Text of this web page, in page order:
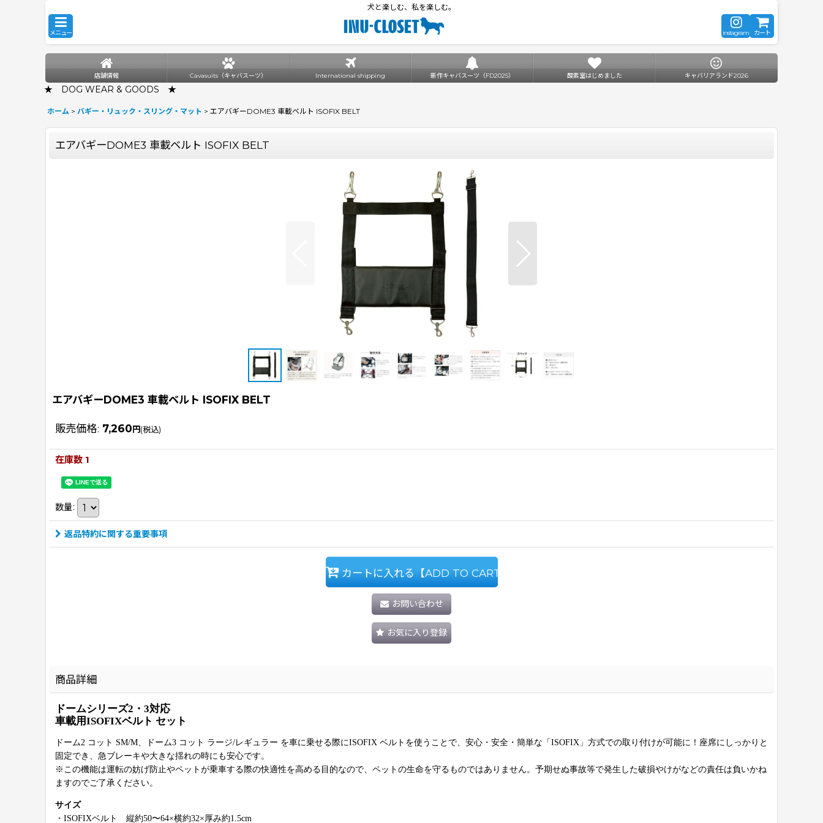
犬と楽しむ、私を楽しむ。
メニュー instagram カート
店舗情報 Cavasuits（キャバスーツ） International shipping 新作キャバスーツ（FD2025） 酸素室はじめました キャバリアランド2026
★ DOG WEAR & GOODS ★
ホーム > バギー・リュック・スリング・マット > エアバギーDOME3 車載ベルト ISOFIX BELT
エアバギーDOME3 車載ベルト ISOFIX BELT
エアバギーDOME3 車載ベルト ISOFIX BELT
販売価格: 7,260円(税込)
在庫数 1
数量:
返品特約に関する重要事項
カートに入れる【ADD TO CART】
お問い合わせ
お気に入り登録
商品詳細
ドームシリーズ2・3対応
車載用ISOFIXベルト セット
ドーム2 コット SM/M、ドーム3 コット ラージ/レギュラー を車に乗せる際にISOFIX ベルトを使うことで、安心・安全・簡単な「ISOFIX」方式での取り付けが可能に！座席にしっかりと
固定でき、急ブレーキや大きな揺れの時にも安心です。
※この機能は運転の妨げ防止やペットが乗車する際の快適性を高める目的なので、ペットの生命を守るものではありません。予期せぬ事故等で発生した破損やけがなどの責任は負いかね
ますのでご了承ください。
サイズ
・ISOFIXベルト 縦約50〜64×横約32×厚み約1.5cm